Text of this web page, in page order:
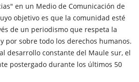
en un Medio de Comunicación de
objetivo es que la comunidad esté
de un periodismo que respeta la
por sobre todo los derechos humanos.
desarrollo constante del Maule sur, el
postergado durante los últimos 50